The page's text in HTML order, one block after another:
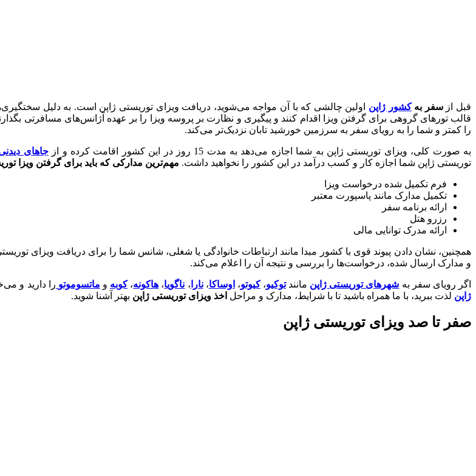
قبل از سفر بهکشور ژاپن اولین چالشی که با آن مواجه می‌شوید، دریافت ویزای توریستی ژاپن است. به دلیل
قالب تورهای گروهی برای گرفتن ویزا اقدام کنند و پیگیری و نظارت بر پروسه ویزا را بر عهده آژانس‌های مسافرتی
را کمتر و شما را به رویای سفر به سرزمین خورشید تابان نزدیک‌تر می‌کند.
به صورت کلی، ویزای توریستی ژاپن به شما اجازه می‌دهد به مدت 15 روز در این کشور اقامت کرده و از جاهای
توریستی ژاپن شما اجازه کار و کسب درآمد در این کشور را نخواهید داشت. مهم‌ترین مدارکی که باید برای گرفتن ویزا
فرم تکمیل شده درخواست ویزا
تکمیل مدارک مانند پاسپورت معتبر
ارائه برنامه سفر
رزرو هتل
ارائه مدرک توانایی مالی
همچنین، نشان دادن پیوند قوی با کشور مبدا مانند ارتباطات خانوادگی یا شغلی، شانس شما را برای دریافت ویزای
و مدارک ارسال شده، درخواست‌ها را بررسی و نتیجه آن را اعلام می‌کند.
اگر رویای سفر به شهرهای توریستی ژاپن مانندتوکیو،کیوتو، اوساکا،نارا ، ناگویا، هاکونه،کوبه و ماتسوموتو را دارید و
ژاپن لذت ببرید، با ما همراه باشید تا با شرایط، مدارک و مراحل اخذ ویزای توریستی ژاپن بهتر آشنا شوید.
صفر تا صد ویزای توریستی ژاپن